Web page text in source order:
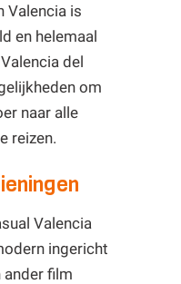
Valencia is
en helemaal
del
om
naar alle
reizen.
Valencia
ingericht
ander film